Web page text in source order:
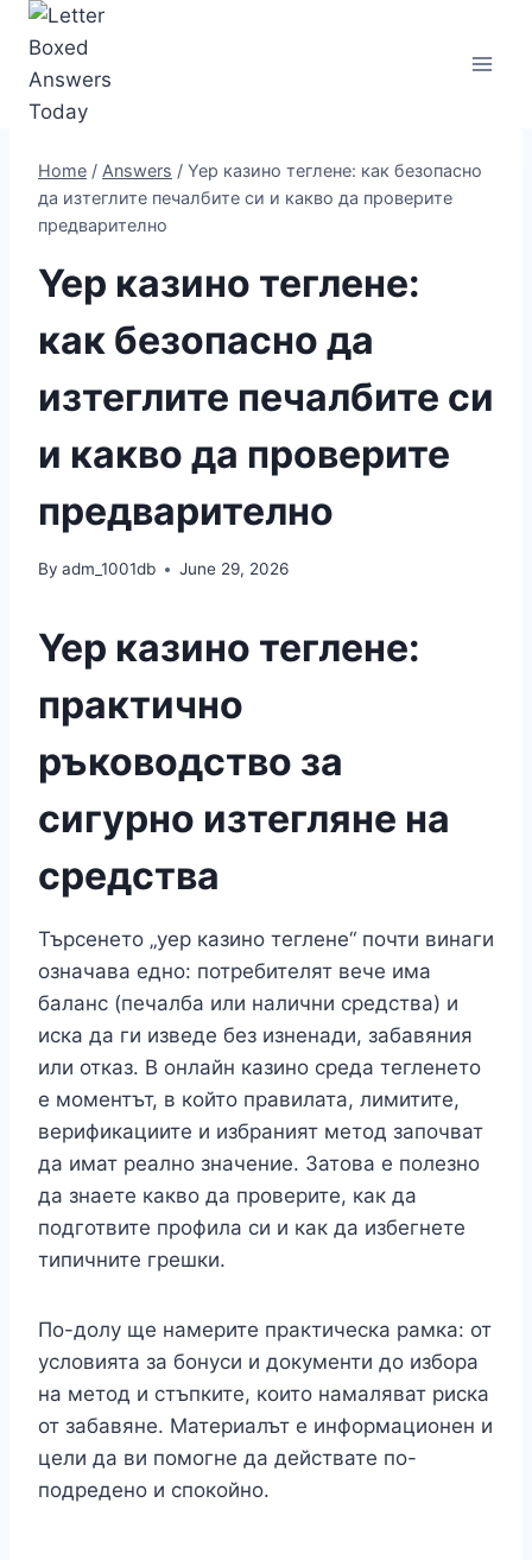
Skip
content
Home / Answers / Yep казино теглене: как безопасно
да изтеглите печалбите си и какво да проверите
предварително
Yep казино теглене:
как безопасно да
изтеглите печалбите си
и какво да проверите
предварително
By adm_1001db June 29, 2026
Yep казино теглене:
практично
ръководство за
сигурно изтегляне на
средства
Търсенето „yep казино теглене“ почти винаги
означава едно: потребителят вече има
баланс (печалба или налични средства) и
иска да ги изведе без изненади, забавяния
или отказ. В онлайн казино среда тегленето
е моментът, в който правилата, лимитите,
верификациите и избраният метод започват
да имат реално значение. Затова е полезно
да знаете какво да проверите, как да
подготвите профила си и как да избегнете
типичните грешки.
По-долу ще намерите практическа рамка: от
условията за бонуси и документи до избора
на метод и стъпките, които намаляват риска
от забавяне. Материалът е информационен и
цели да ви помогне да действате по-
подредено и спокойно.